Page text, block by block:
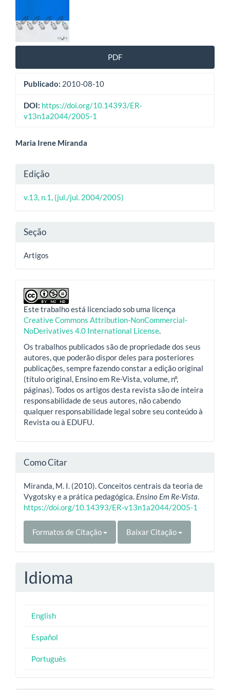
artigos
PDF
Publicado: 2010-08-10
DOI: https://doi.org/10.14393/ER-
v13n1a2044/2005-1
Conteúdo
artigo
principal
Maria Irene Miranda
Detalhes
do
artigo
Edição
v.13, n.1, (jul./jul. 2004/2005)
Seção
Artigos
Este trabalho está licenciado sob uma licença
Creative Commons Attribution-NonCommercial-
NoDerivatives 4.0 International License
Os trabalhos publicados são de propriedade dos seus
autores, que poderão dispor deles para posteriores
publicações, sempre fazendo constar a edição original
(título original, Ensino em Re-Vista, volume, nº,
páginas). Todos os artigos desta revista são de inteira
responsabilidade de seus autores, não cabendo
qualquer responsabilidade legal sobre seu conteúdo à
Revista ou à EDUFU.
Como Citar
Miranda, M. I. (2010). Conceitos centrais da teoria de
Vygotsky e a prática pedagógica. Ensino Em Re-Vista
https://doi.org/10.14393/ER-v13n1a2044/2005-1
Formatos de Citação Baixar Citação
Idioma
English
Español
Português